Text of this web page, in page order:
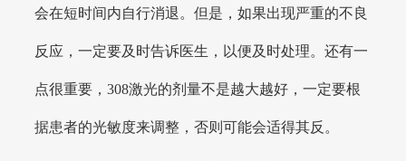
会在短时间内自行消退。但是，如果出现严重的不良
反应，一定要及时告诉医生，以便及时处理。还有一
点很重要，308激光的剂量不是越大越好，一定要根
据患者的光敏度来调整，否则可能会适得其反。